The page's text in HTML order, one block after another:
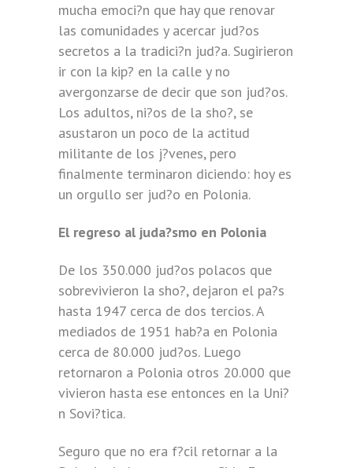
mucha emoci?n que hay que renovar
las comunidades y acercar jud?os
secretos a la tradici?n jud?a. Sugirieron
ir con la kip? en la calle y no
avergonzarse de decir que son jud?os.
Los adultos, ni?os de la sho?, se
asustaron un poco de la actitud
militante de los j?venes, pero
finalmente terminaron diciendo: hoy es
un orgullo ser jud?o en Polonia.
El regreso al juda?smo en Polonia
De los 350.000 jud?os polacos que
sobrevivieron la sho?, dejaron el pa?s
hasta 1947 cerca de dos tercios. A
mediados de 1951 hab?a en Polonia
cerca de 80.000 jud?os. Luego
retornaron a Polonia otros 20.000 que
vivieron hasta ese entonces en la Uni?
n Sovi?tica.
Seguro que no era f?cil retornar a la